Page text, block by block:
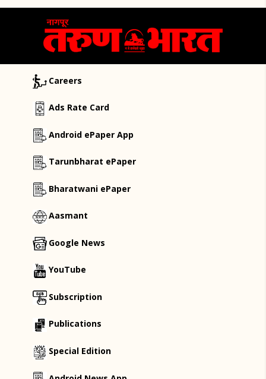
Careers
Ads Rate Card
Android ePaper App
Tarunbharat ePaper
Bharatwani ePaper
Aasmant
Google News
YouTube
Subscription
Publications
Special Edition